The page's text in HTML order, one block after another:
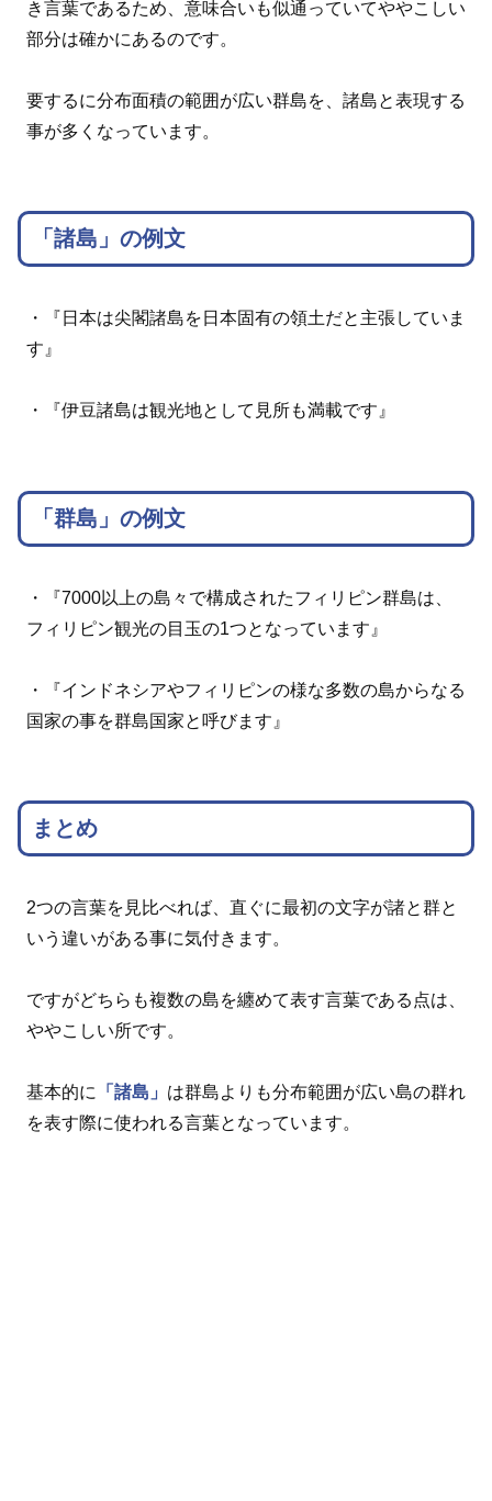
き言葉であるため、意味合いも似通っていてややこしい
部分は確かにあるのです。
要するに分布面積の範囲が広い群島を、諸島と表現する
事が多くなっています。
「諸島」の例文
・『日本は尖閣諸島を日本固有の領土だと主張していま
す』
・『伊豆諸島は観光地として見所も満載です』
「群島」の例文
・『7000以上の島々で構成されたフィリピン群島は、
フィリピン観光の目玉の1つとなっています』
・『インドネシアやフィリピンの様な多数の島からなる
国家の事を群島国家と呼びます』
まとめ
2つの言葉を見比べれば、直ぐに最初の文字が諸と群と
いう違いがある事に気付きます。
ですがどちらも複数の島を纏めて表す言葉である点は、
ややこしい所です。
基本的に 「諸島」 は群島よりも分布範囲が広い島の群れ
を表す際に使われる言葉となっています。